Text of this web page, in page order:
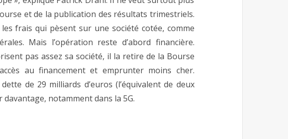
et de la publication des résultats trimestriels.
frais qui pèsent sur une société cotée, comme
Mais l’opération reste d’abord financière.
pas assez sa société, il la retire de la Bourse
au financement et emprunter moins cher.
de 29 milliards d’euros (l’équivalent de deux
notamment dans la 5G.